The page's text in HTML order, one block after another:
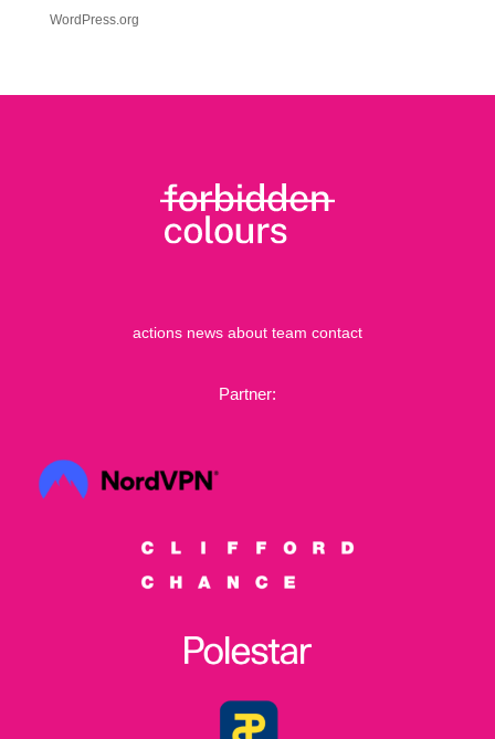
WordPress.org
actions news about team contact
Partner: